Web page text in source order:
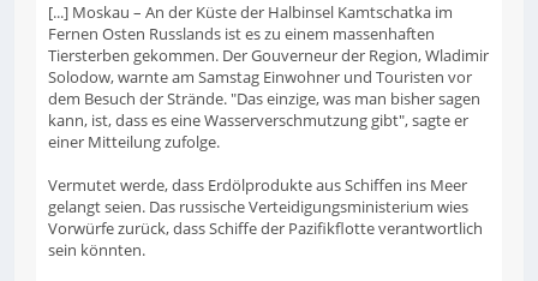
[...] Moskau – An der Küste der Halbinsel Kamtschatka im
Fernen Osten Russlands ist es zu einem massenhaften
Tiersterben gekommen. Der Gouverneur der Region, Wladimir
Solodow, warnte am Samstag Einwohner und Touristen vor
dem Besuch der Strände. "Das einzige, was man bisher sagen
kann, ist, dass es eine Wasserverschmutzung gibt", sagte er
einer Mitteilung zufolge.
Vermutet werde, dass Erdölprodukte aus Schiffen ins Meer
gelangt seien. Das russische Verteidigungsministerium wies
Vorwürfe zurück, dass Schiffe der Pazifikflotte verantwortlich
sein könnten.